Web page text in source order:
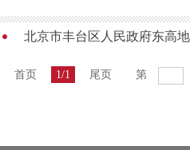
首页 1/1 尾页 第